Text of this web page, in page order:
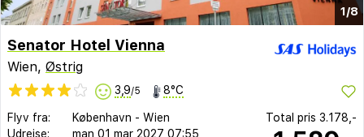
1/8
Senator Hotel Vienna
Wien, Østrig
3,9/5 8°C
Flyv fra: København - Wien
Udrejse:
man 01 mar 2027 07:55
Total pris 3.178,-